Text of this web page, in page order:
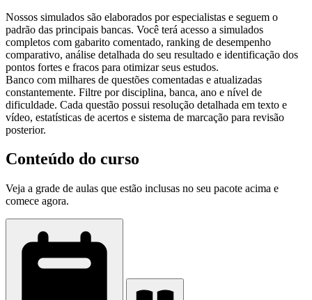
Nossos simulados são elaborados por especialistas e seguem o
padrão das principais bancas. Você terá acesso a simulados
completos com gabarito comentado, ranking de desempenho
comparativo, análise detalhada do seu resultado e identificação dos
pontos fortes e fracos para otimizar seus estudos.
Banco com milhares de questões comentadas e atualizadas
constantemente. Filtre por disciplina, banca, ano e nível de
dificuldade. Cada questão possui resolução detalhada em texto e
vídeo, estatísticas de acertos e sistema de marcação para revisão
posterior.
Conteúdo do curso
Veja a grade de aulas que estão inclusas no seu pacote acima e
comece agora.